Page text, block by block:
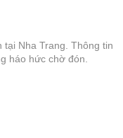
tại Nha Trang. Thông tin
háo hức chờ đón.